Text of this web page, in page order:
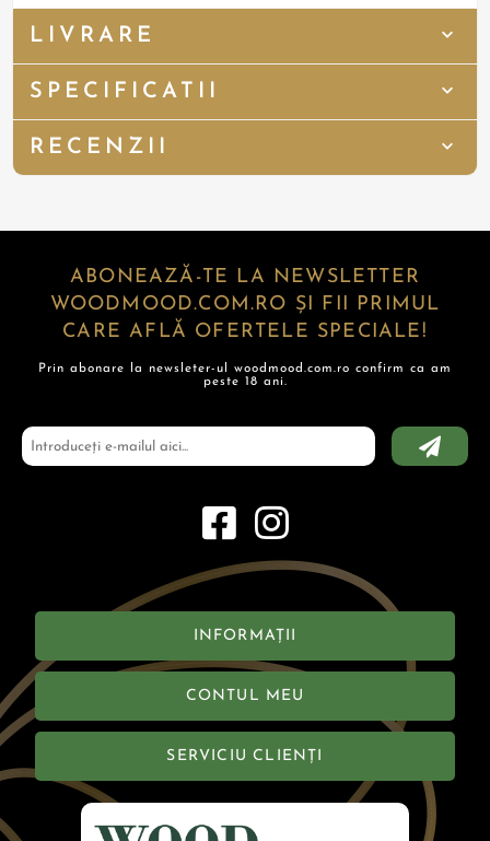
LIVRARE
SPECIFICATII
RECENZII
ABONEAZĂ-TE LA NEWSLETTER
WOODMOOD.COM.RO ȘI FII PRIMUL
CARE AFLĂ OFERTELE SPECIALE!
Prin abonare la newsleter-ul woodmood.com.ro confirm ca am
peste 18 ani.
INFORMAȚII
CONTUL MEU
SERVICIU CLIENȚI